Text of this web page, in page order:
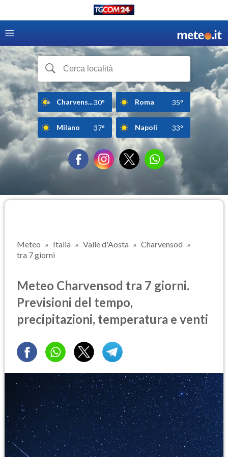
Charvens...30° Roma 35°
Milano 37° Napoli 33°
Meteo Italia Valle d'Aosta
Charvensod
tra 7 giorni
Meteo Charvensod tra 7 giorni.
Previsioni del tempo,
precipitazioni, temperatura e venti